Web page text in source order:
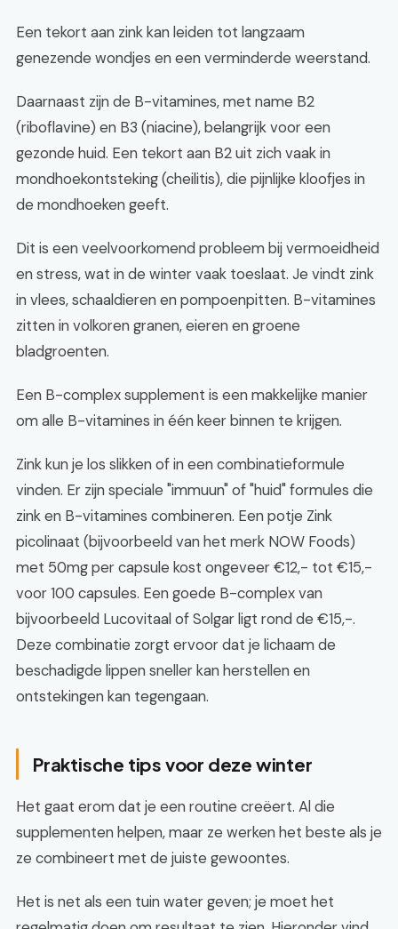
Een tekort aan zink kan leiden tot langzaam
genezende wondjes en een verminderde weerstand.
Daarnaast zijn de B-vitamines, met name B2
(riboflavine) en B3 (niacine), belangrijk voor een
gezonde huid. Een tekort aan B2 uit zich vaak in
mondhoekontsteking (cheilitis), die pijnlijke kloofjes in
de mondhoeken geeft.
Dit is een veelvoorkomend probleem bij vermoeidheid
en stress, wat in de winter vaak toeslaat. Je vindt zink
in vlees, schaaldieren en pompoenpitten. B-vitamines
zitten in volkoren granen, eieren en groene
bladgroenten.
Een B-complex supplement is een makkelijke manier
om alle B-vitamines in één keer binnen te krijgen.
Zink kun je los slikken of in een combinatieformule
vinden. Er zijn speciale "immuun" of "huid" formules die
zink en B-vitamines combineren. Een potje Zink
picolinaat (bijvoorbeeld van het merk NOW Foods)
met 50mg per capsule kost ongeveer €12,- tot €15,-
voor 100 capsules. Een goede B-complex van
bijvoorbeeld Lucovitaal of Solgar ligt rond de €15,-.
Deze combinatie zorgt ervoor dat je lichaam de
beschadigde lippen sneller kan herstellen en
ontstekingen kan tegengaan.
Praktische tips voor deze winter
Het gaat erom dat je een routine creëert. Al die
supplementen helpen, maar ze werken het beste als je
ze combineert met de juiste gewoontes.
Het is net als een tuin water geven; je moet het